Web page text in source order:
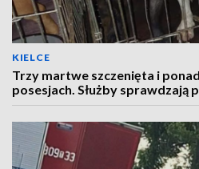
KIELCE
Trzy martwe szczenięta i
posesjach. Służby sprawdzają